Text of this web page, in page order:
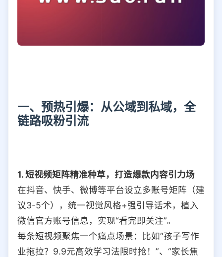
一、预热引爆：从公域到私域，全
链路吸粉引流
1. 短视频矩阵精准种草，打造爆款内容引力场
在抖音、快手、微博等平台设立多账号矩阵（建
议3-5个），统一视觉风格+强引导话术，植入
微信官方账号信息，实现“看完即关注”。
每条短视频聚焦一个痛点场景：比如“孩子写作
业拖拉？9.9元高效学习法限时抢！”、“家长焦